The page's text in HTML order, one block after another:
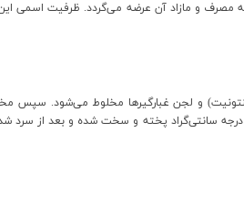
ارسال شده و به گندله‌هایی با اندازه ۸ تا ۱۶ میلی‌متر تبدیل می‌گردد. گندله‌ها پس از خشک شدن و پیش‌گرم، در کوره افقی با دمای حدود ۱۲۵۰ تا ۱۳۰۰